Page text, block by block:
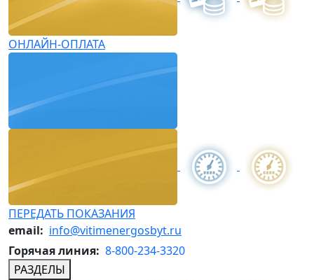
ОНЛАЙН-ОПЛАТА
ПЕРЕДАТЬ ПОКАЗАНИЯ
email: info@vitimenergosbyt.ru
Горячая линия: 8-800-234-3320
РАЗДЕЛЫ